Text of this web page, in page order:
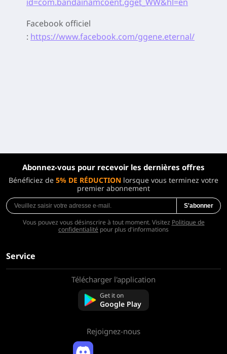
Facebook officiel
: https://www.facebook.com/ggene.eternal/
Abonnez-vous pour recevoir les dernières offres
Bénéficiez de 5% DE RÉDUCTION lorsque vous terminez votre
premier abonnement
S'abonner
Vous pouvez vous désinscrire à tout moment. Visitez Politique de
confidentialité pour plus d'informations
Service
Politique de remboursement
Télécharger l'application
Get it on
Google Play
Rejoignez-nous